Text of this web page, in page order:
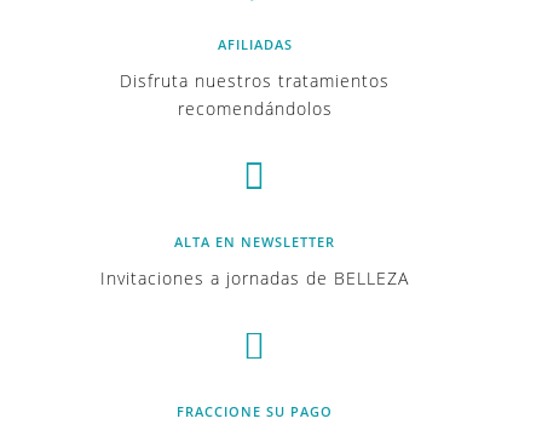
AFILIADAS
Disfruta nuestros tratamientos
recomendándolos

ALTA EN NEWSLETTER
Invitaciones a jornadas de BELLEZA

FRACCIONE SU PAGO